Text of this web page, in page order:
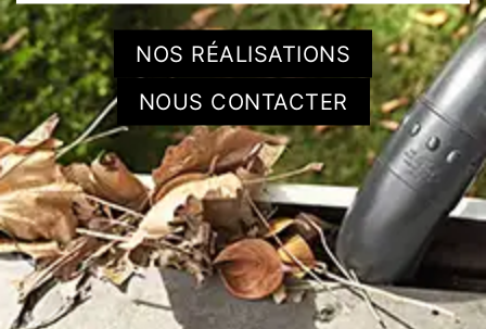
NOS RÉALISATIONS
NOUS CONTACTER